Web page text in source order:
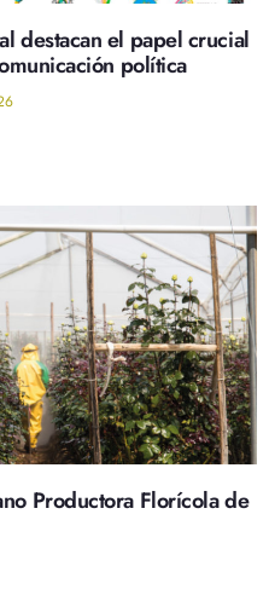
destacan el papel crucial
política
Productora Florícola de